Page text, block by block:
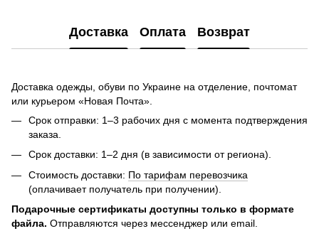
Доставка Оплата Возврат
Доставка одежды, обуви по Украине на отделение, почтомат
или курьером «Новая Почта».
Срок отправки: 1–3 рабочих дня с момента подтверждения
заказа.
Срок доставки: 1–2 дня (в зависимости от региона).
Стоимость доставки: По тарифам перевозчика
(оплачивает получатель при получении).
Подарочные сертификаты доступны только в формате
файла. Отправляются через мессенджер или email.